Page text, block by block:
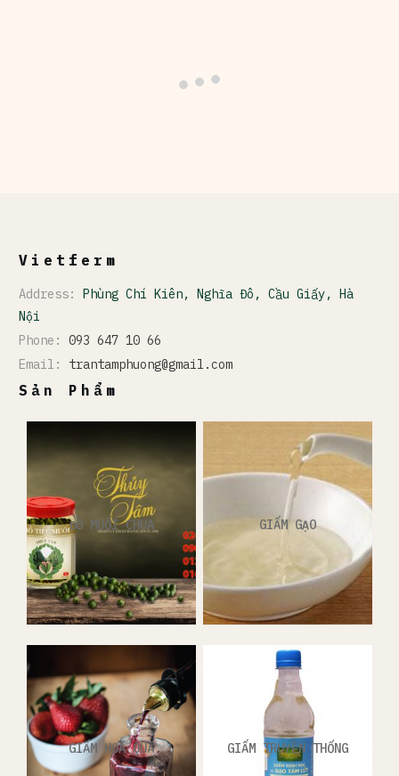
Vietferm
Address: Phùng Chí Kiên, Nghĩa Đô, Cầu Giấy, Hà
Nội
Phone: 093 647 10 66
Email: trantamphuong@gmail.com
Sản Phẩm
ĐỒ MUỐI CHUA GIẤM GẠO
GIẤM HOA QUẢ GIẤM TRUYỀN THỐNG